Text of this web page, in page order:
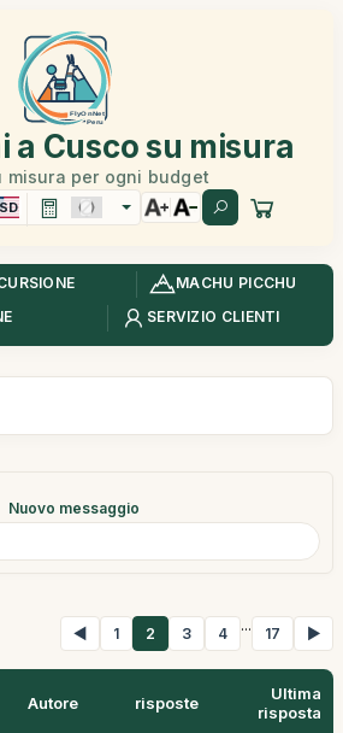
a Cusco su misura
misura per ogni budget
MACHU PICCHU
SERVIZIO CLIENTI
Nuovo messaggio
◀ 1 2 3 4 ... 17 ▶
Autore risposte
Ultima
risposta